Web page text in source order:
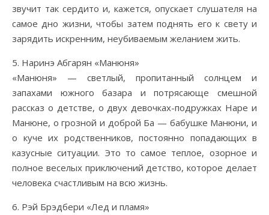
звучит так сердито и, кажется, опускает слушателя на
самое дно жизни, чтобы затем поднять его к свету и
зарядить искренним, неубиваемым желанием жить.
5. Наринэ Абгарян «Манюня»
«Манюня» — светлый, пропитанный солнцем и
запахами южного базара и потрясающе смешной
рассказ о детстве, о двух девочках-подружках Наре и
Манюне, о грозной и доброй Ба — бабушке Манюни, и
о куче их родственников, постоянно попадающих в
казусные ситуации. Это то самое теплое, озорное и
полное веселых приключений детство, которое делает
человека счастливым на всю жизнь.
6. Рэй Брэдбери «Лед и пламя»